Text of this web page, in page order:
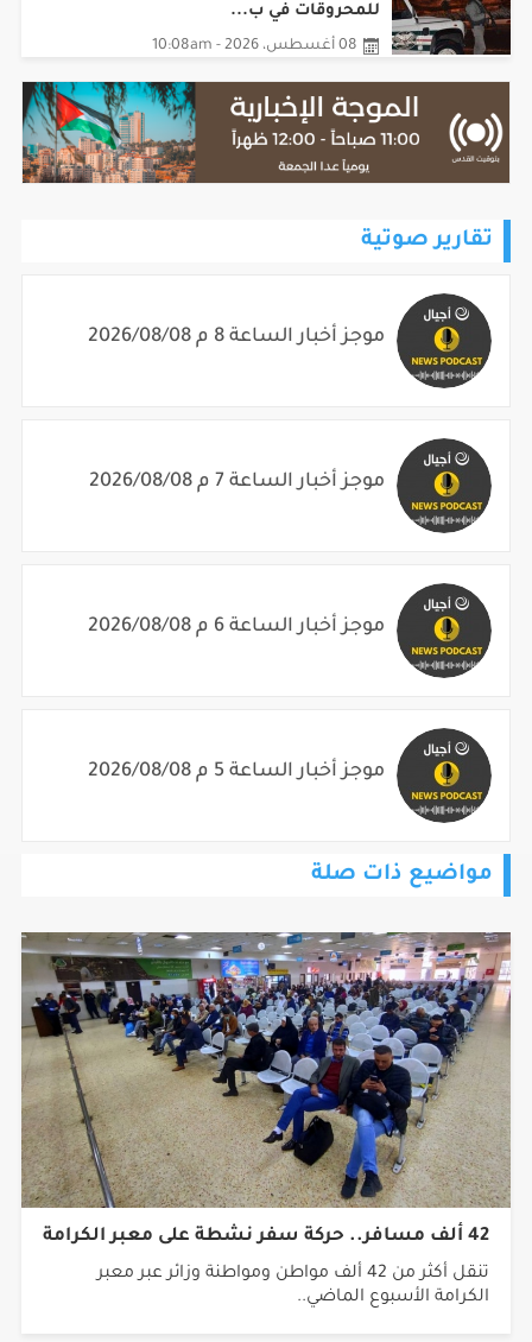
08 أغسطس، 2026 - 10:08am
42 ألف مسافر.. حركة سفر نشطة على معبر الكرامة
تنقل أكثر من 42 ألف مواطن ومواطنة وزائر عبر معبر
الكرامة الأسبوع الماضي..